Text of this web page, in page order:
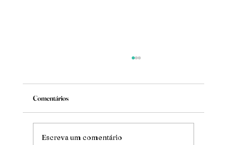
Mude
Comentários
Escreva um comentário